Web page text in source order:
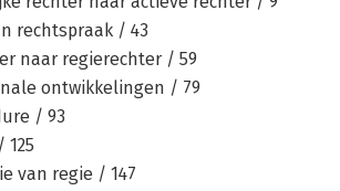
rechtspraak / 43
naar regierechter / 59
ontwikkelingen / 79
/ 93
van regie / 147